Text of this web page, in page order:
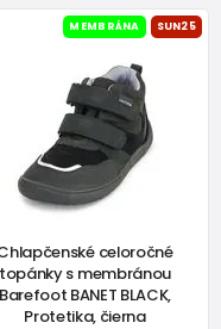
MEMBRÁNA SUN25
celoročné
topánky s membránou
Barefoot BANET BLACK,
Protetika, čierna